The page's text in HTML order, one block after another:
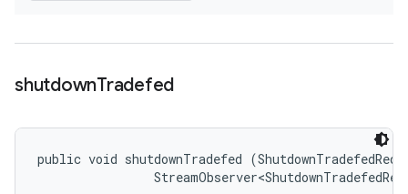
shutdownTradefed
public void shutdownTradefed